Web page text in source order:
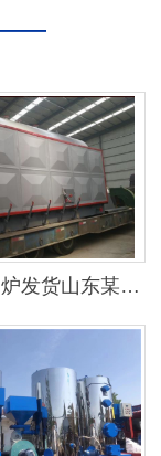
生物质锅炉发货山东某公司